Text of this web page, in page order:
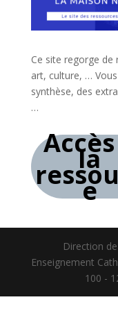
Ce site regorge de
art, culture, …
synthèse, des
…
la
e
Direction
Enseignement
100 -